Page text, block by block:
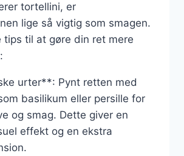
tortellini, er
lige så vigtig som smagen.
tips til at gøre din ret mere
urter**: Pynt retten med
basilikum eller persille for
og smag. Dette giver en
effekt og en ekstra